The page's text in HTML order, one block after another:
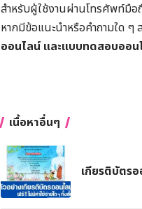
สำหรับผู้ใช้งานผ่านโทรศัพท์มื
หากมีข้อแนะนำหรือคำถามใด ๆ
ออนไลน์ และแบบทดสอบออน
เนื้อหาอื่นๆ
เกียรติบัตร